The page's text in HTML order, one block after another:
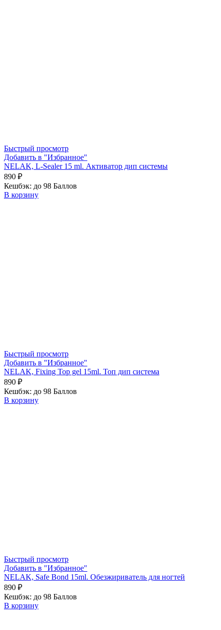
Быстрый просмотр
Добавить в "Избранное"
NELAK, L-Sealer 15 ml. Активатор дип системы
890 ₽
Кешбэк: до 98 Баллов
В корзину
Быстрый просмотр
Добавить в "Избранное"
NELAK, Fixing Top gel 15ml. Топ дип система
890 ₽
Кешбэк: до 98 Баллов
В корзину
Быстрый просмотр
Добавить в "Избранное"
NELAK, Safe Bond 15ml. Обезжириватель для ногтей
890 ₽
Кешбэк: до 98 Баллов
В корзину